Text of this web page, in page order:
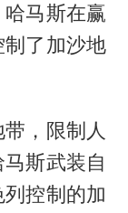
马斯在赢
了加沙地
，限制人
斯武装自
控制的加